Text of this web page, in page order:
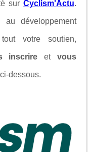
sur Cyclism'Actu.
développement
votre soutien,
inscrire etvous
ci-dessous.